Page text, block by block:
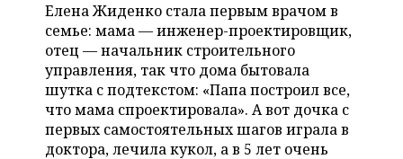
ОТКРЫТАЯ ЛЕКЦИЯ
БАСКЕТБОЛ
ВОЛЕЙБОЛ
КИБЕРСПОРТ
ФИГУРНОЕ КАТАНИЕ
ИНФРАСТРУКТУРА
ИСТОРИЯ
КУЛЬТУРА
МЕДИЦИНА
СПРАВОЧНИК
СПИСОК ПЕРСОН
СПИСОК КОМПАНИЙ
ПОЛНАЯ ВЕРСИЯ
Елена Жиденко стала первым врачом в
семье: мама — инженер-проектировщик,
отец — начальник строительного
управления, так что дома бытовала
шутка с подтекстом: «Папа построил все,
что мама спроектировала». А вот дочка с
первых самостоятельных шагов играла в
доктора, лечила кукол, а в 5 лет очень